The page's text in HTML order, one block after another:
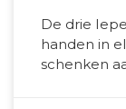
De drie
handen in
schenken